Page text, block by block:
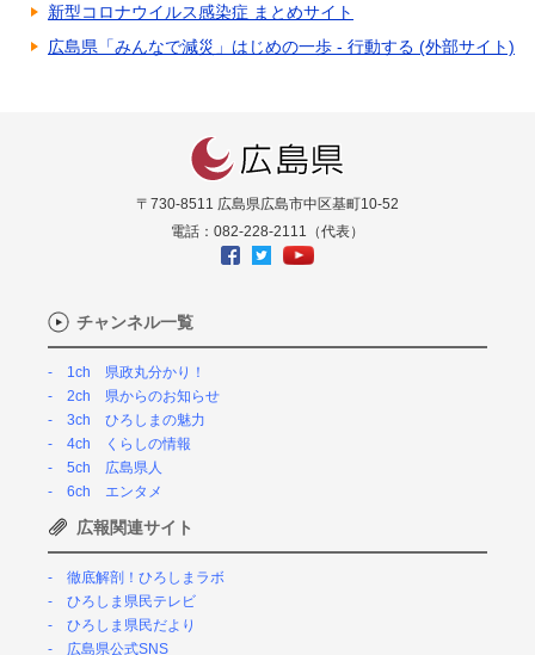
新型コロナウイルス感染症 まとめサイト
広島県「みんなで減災」はじめの一歩 - 行動する (外部サイト)
〒730-8511 広島県広島市中区基町10-52
電話：082-228-2111（代表）
チャンネル一覧
1ch 県政丸分かり！
2ch 県からのお知らせ
3ch ひろしまの魅力
4ch くらしの情報
5ch 広島県人
6ch エンタメ
広報関連サイト
徹底解剖！ひろしまラボ
ひろしま県民テレビ
ひろしま県民だより
広島県公式SNS